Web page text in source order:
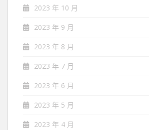
2023 年 10 月
2023 年 9 月
2023 年 8 月
2023 年 7 月
2023 年 6 月
2023 年 5 月
2023 年 4 月